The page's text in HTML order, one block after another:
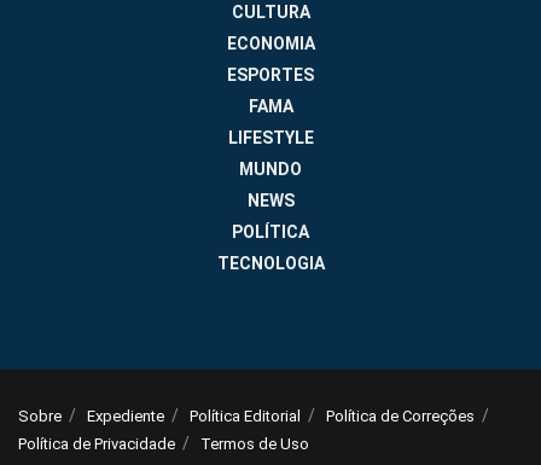
CULTURA
ECONOMIA
ESPORTES
FAMA
LIFESTYLE
MUNDO
NEWS
POLÍTICA
TECNOLOGIA
Sobre Expediente Política Editorial
Política de Correções
Política de Privacidade
Termos de Uso